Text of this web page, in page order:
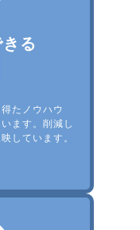
る
たノウハウ
ます。削減し
しています。